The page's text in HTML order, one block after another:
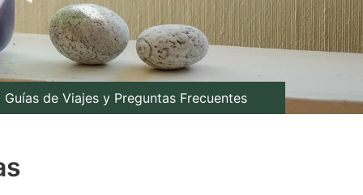
Guías de Viajes y Preguntas Frecuentes